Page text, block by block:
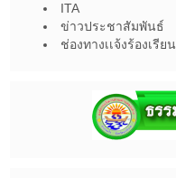
ITA
ข่าวประชาสัมพันธ์
ช่องทางเเจ้งร้องเรียน